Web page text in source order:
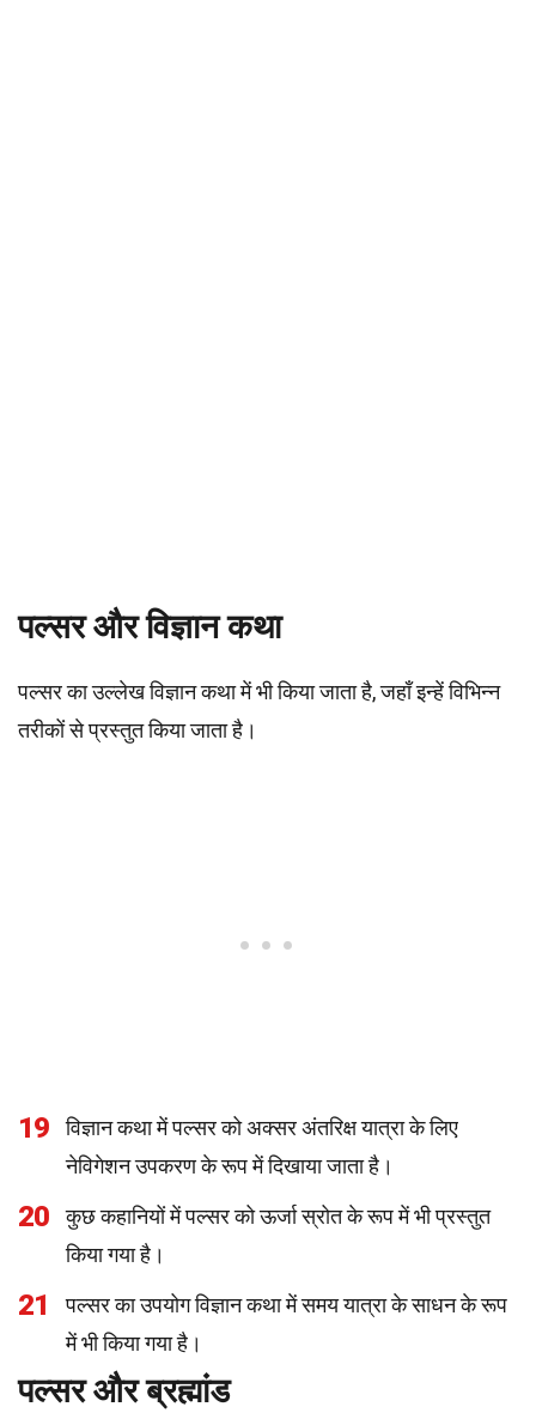
पल्सर और विज्ञान कथा
पल्सर का उल्लेख विज्ञान कथा में भी किया जाता है, जहाँ इन्हें विभिन्न
तरीकों से प्रस्तुत किया जाता है।
19
विज्ञान कथा में पल्सर को अक्सर अंतरिक्ष यात्रा के लिए
नेविगेशन उपकरण के रूप में दिखाया जाता है।
20
कुछ कहानियों में पल्सर को ऊर्जा स्रोत के रूप में भी प्रस्तुत
किया गया है।
21
पल्सर का उपयोग विज्ञान कथा में समय यात्रा के साधन के रूप
में भी किया गया है।
पल्सर और ब्रह्मांड